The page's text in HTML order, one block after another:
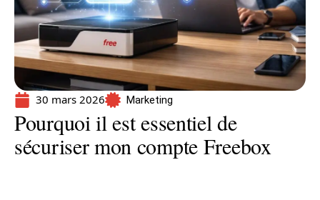
30 mars 2026 Marketing
Pourquoi il est essentiel de
sécuriser mon compte Freebox